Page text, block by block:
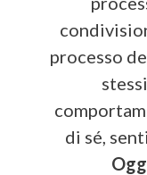
processo
di sé,